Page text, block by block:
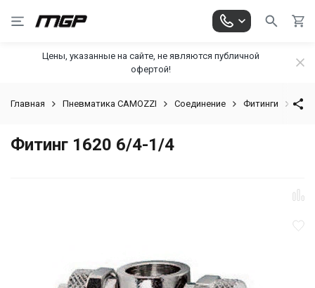
Цены, указанные на сайте, не являются публичной
офертой!
Главная Пневматика CAMOZZI Соединение Фитинги
Фитинг 1620 6/4-1/4